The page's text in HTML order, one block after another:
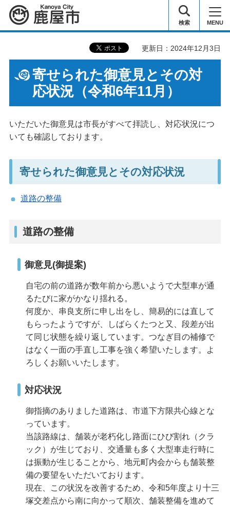
鹿屋市 検索 MENU
更新日：2024年12月3日
寄せられた御意見とその対
応状況（令和6年11月）
いただいた御意見は市長がすべて拝読し、対応状況につ
いても確認しております。
寄せられた御意見とその対応状況
道路の整備
道路の整備
御意見(御提案)
自宅の前の道路が数年前から悪いようで大型車が通
るたびに家がかなり揺れる。
何度か、串良支所に申し出をし、簡易的には直して
もらったようですが、しばらくたつと又、段差が出
て同じ状態を繰り返しています。つなぎ目の補修で
はなく一面の手直し工事を強く希望いたします。よ
ろしくお願いいたします。
対応状況
御指摘のありました道路は、市道下方限共心線とな
っています。
当該路線は、舗装が老朽化し路面にひび割れ（クラ
ック）が生じており、交通量も多く大型車走行時に
は振動が生じることから、地元町内会からも舗装整
備の要望をいただいております。
現在、この状況を改善するため、令和5年度より十三
塚交差点から南に向かって順次、舗装整備を進めて